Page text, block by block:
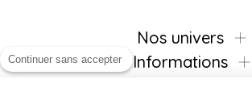
Nos univers
Informations
Continuer sans accepter